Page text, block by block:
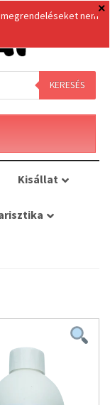
KERESÉS
Kisállat
nem